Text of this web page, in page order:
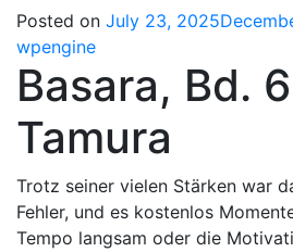
Posted on July 23, 2025
wpengine
Basara, Bd.
Tamura
Trotz seiner vielen Stärken war
Fehler, und es kostenlos
Tempo langsam oder die